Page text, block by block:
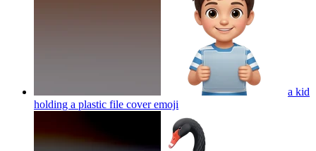
a kid
holding a plastic file coveremoji